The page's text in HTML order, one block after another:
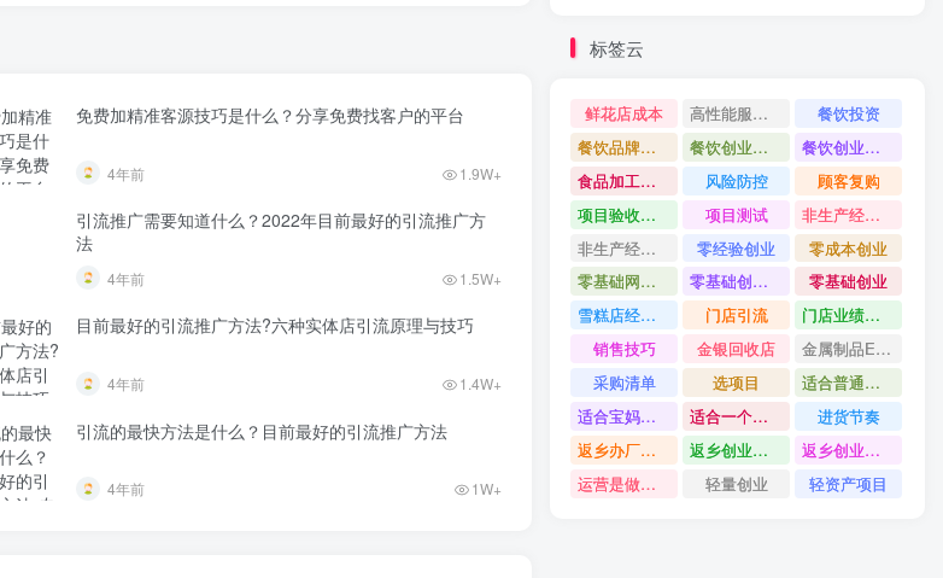
免费加精准客源技巧是什么？分享免费找客户的平台
4年前 1.9W+
引流推广需要知道什么？2022年目前最好的引流推广方
法
4年前 1.5W+
目前最好的引流推广方法?六种实体店引流原理与技巧
4年前 1.4W+
引流的最快方法是什么？目前最好的引流推广方法
4年前 1W+
标签云
鲜花店成本 高性能服务器配置教程
餐饮投资
餐饮品牌打造
餐饮创业避坑
餐饮创业故事
食品加工创业
风险防控
顾客复购
项目验收资料
项目测试
非生产经营用固定资产是什么
非生产经营用固定资产分类
零经验创业
零成本创业
零基础网上开店
零基础创业指南
零基础创业
雪糕店经营技巧
门店引流
门店业绩提升方法
销售技巧
金银回收店
金属制品ERP系统
采购清单
选项目
适合普通人的创业
适合宝妈创业项目
适合一个人做的小生意
进货节奏
返乡办厂项目
返乡创业项目
返乡创业做什么好
运营是做什么
轻量创业 轻资产项目